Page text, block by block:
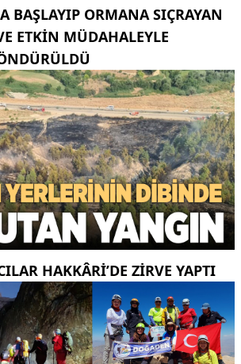
BAŞLAYIP ORMANA SIÇRAYAN
ETKIN MÜDAHALEYLE
HAKKÂRI’DE ZIRVE YAPTI